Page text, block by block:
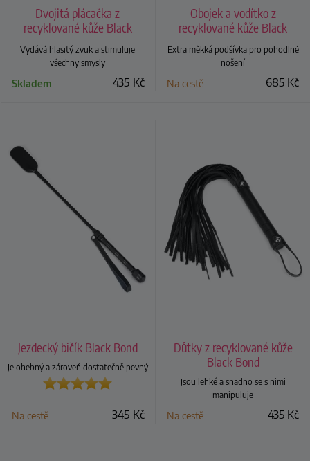
Dvojitá plácačka z
recyklované kůže Black
Bond
Vydává hlasitý zvuk a stimuluje
všechny smysly
435 Kč
Skladem
Obojek a vodítko z
recyklované kůže Black
Bond
Extra měkká podšívka pro pohodlné
nošení
685 Kč
Na cestě
Jezdecký bičík Black Bond
Je ohebný a zároveň dostatečně pevný
345 Kč
Na cestě
Důtky z recyklované kůže
Black Bond
Jsou lehké a snadno se s nimi
manipuluje
435 Kč
Na cestě